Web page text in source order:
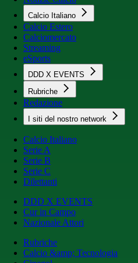
Calcio Italiano
Calcio Estero
Calciomercato
Streaming
eSports
DDD X EVENTS
Rubriche
Redazione
I siti del nostro network
Calcio Italiano
Serie A
Serie B
Serie C
Dilettanti
DDD X EVENTS
Cur in Campo
Nazionale Attori
Rubriche
Calcio &amp; Tecnologia